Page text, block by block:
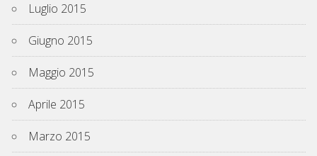
Luglio 2015
Giugno 2015
Maggio 2015
Aprile 2015
Marzo 2015